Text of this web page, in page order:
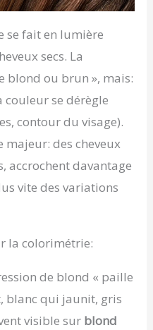
se fait en lumière
secs. La
blond ou brun », mais:
couleur se dérègle
contour du visage).
des cheveux
accrochent davantage
vite des variations
la colorimétrie:
de blond « paille
blanc qui jaunit, gris
visible sur blond